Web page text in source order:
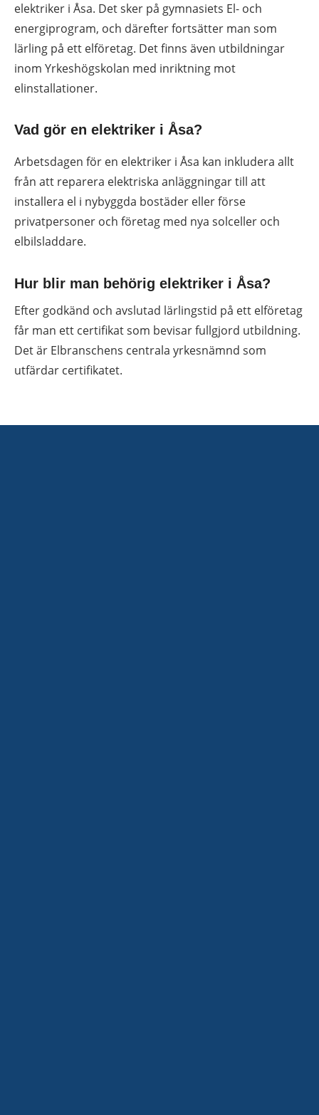
elektriker i Åsa. Det sker på gymnasiets El- och
energiprogram, och därefter fortsätter man som
lärling på ett elföretag. Det finns även utbildningar
inom Yrkeshögskolan med inriktning mot
elinstallationer.
Vad gör en elektriker i Åsa?
Arbetsdagen för en elektriker i Åsa kan inkludera allt
från att reparera elektriska anläggningar till att
installera el i nybyggda bostäder eller förse
privatpersoner och företag med nya solceller och
elbilsladdare.
Hur blir man behörig elektriker i Åsa?
Efter godkänd och avslutad lärlingstid på ett elföretag
får man ett certifikat som bevisar fullgjord utbildning.
Det är Elbranschens centrala yrkesnämnd som
utfärdar certifikatet.